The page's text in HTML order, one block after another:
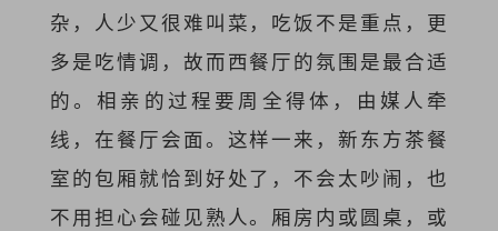
杂，人少又很难叫菜，吃饭不是重点，更
多是吃情调，故而西餐厅的氛围是最合适
的。相亲的过程要周全得体，由媒人牵
线，在餐厅会面。这样一来，新东方茶餐
室的包厢就恰到好处了，不会太吵闹，也
不用担心会碰见熟人。厢房内或圆桌，或